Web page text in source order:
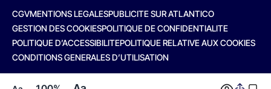
CGVMENTIONS LEGALESPUBLICITE SUR ATLANTICO
GESTION DES COOKIESPOLITIQUE DE CONFIDENTIALITE
POLITIQUE D’ACCESSIBILITEPOLITIQUE RELATIVE AUX COOKIES
CONDITIONS GENERALES D’UTILISATION